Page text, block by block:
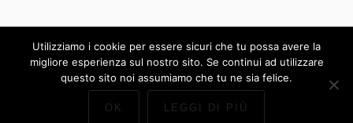
COPYRIGHT © 2026 ·COOKD PRO THEMESUGENESIS FRAMEWORK
WORDPRESS· LOG IN
Utilizziamo i cookie per essere sicuri che tu possa avere la
migliore esperienza sul nostro sito. Se continui ad utilizzare
questo sito noi assumiamo che tu ne sia felice.
OK LEGGI DI PIÙ